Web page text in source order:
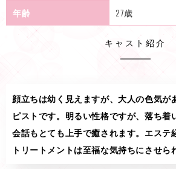
年齢
27歳
キャスト紹介
顔立ちは幼く見えますが、大人の色気が
ピストです。明るい性格ですが、落ち着
会話もとても上手で癒されます。エステ
トリートメントは至福な気持ちにさせら